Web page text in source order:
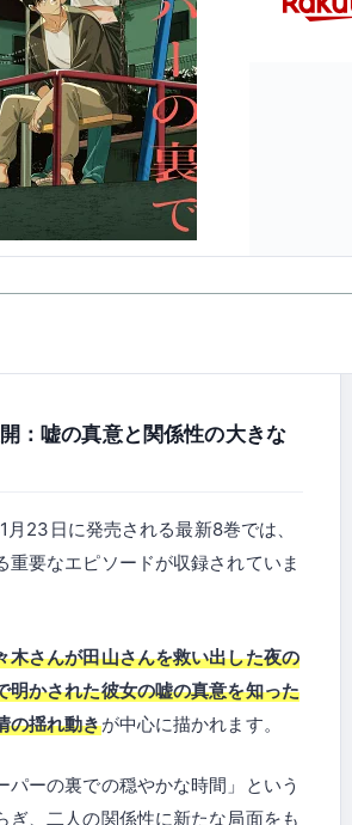
：嘘の真意と関係性の大きな
23日に発売される最新8巻では、
重要なエピソードが収録されていま
木さんが田山さんを救い出した夜の
明かされた彼女の嘘の真意を知った
の揺れ動きが中心に描かれます。
パーの裏での穏やかな時間」という
ぎ、二人の関係性に新たな局面をも